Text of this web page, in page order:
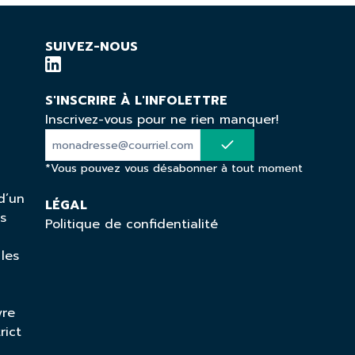
SUIVEZ-NOUS
S'INSCRIRE À L'INFOLETTRE
Inscrivez-vous pour ne rien manquer!
*Vous pouvez vous désabonner à tout moment
LÉGAL
Politique de confidentialité